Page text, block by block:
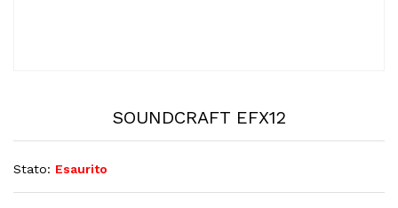
SOUNDCRAFT EFX12
Stato: Esaurito